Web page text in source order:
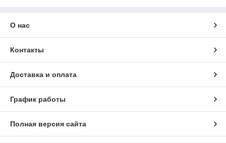
О нас
Контакты
Доставка и оплата
График работы
Полная версия сайта